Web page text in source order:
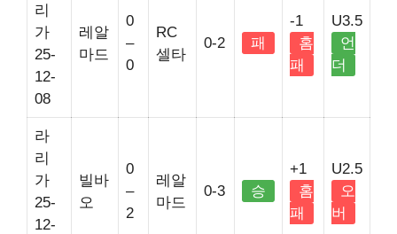
리
가
25-
12-
08
레알
마드
0
–
0
RC
셀타
0-2 패
-1
홈
패
U3.5
언
더
라
리
가
25-
12-
빌바
오
0
–
2
레알
마드
0-3 승
+1
홈
패
U2.5
오
버